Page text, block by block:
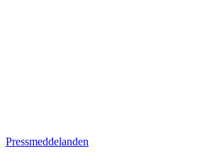
Pressmeddelanden